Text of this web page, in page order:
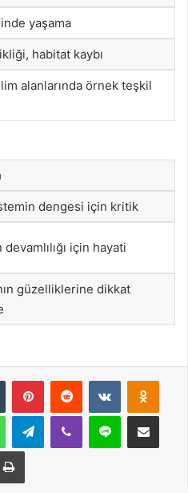
yaşama
habitat kaybı
alanlarında örnek teşkil
dengesi için kritik
devamlılığı için hayati
güzelliklerine dikkat
Tumblr PinterestReddit VKontakte
WhatsAppTelegramViber Line E-Posta ile
Yazdır